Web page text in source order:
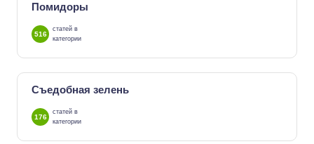
Помидоры
516
статей в
категории
Съедобная зелень
176
статей в
категории